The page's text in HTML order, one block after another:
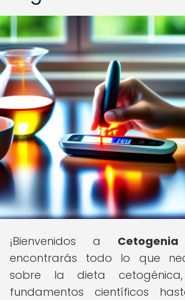
¡Bienvenidos a
encontrarás todo lo que
sobre la dieta
fundamentos científicos